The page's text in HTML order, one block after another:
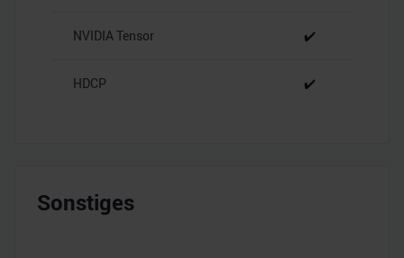
NVIDIA Tensor ✔️
HDCP ✔️
Sonstiges